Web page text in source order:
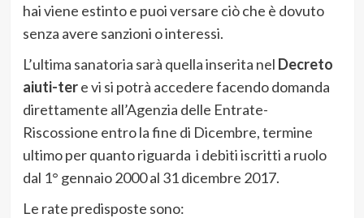
hai viene estinto e puoi versare ciò che è dovuto
senza avere sanzioni o interessi.
L’ultima sanatoria sarà quella inserita nel Decreto
aiuti-tere vi si potrà accedere facendo domanda
direttamente all’Agenzia delle Entrate-
Riscossione entro la fine di Dicembre, termine
ultimo per quanto riguarda i debiti iscritti a ruolo
dal 1° gennaio 2000 al 31 dicembre 2017.
Le rate predisposte sono: